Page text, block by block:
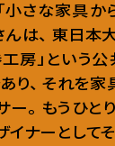
小さな家具か
んは、 東日本
工房」という
り、 それを家
ー。 もうひと
イナーとして